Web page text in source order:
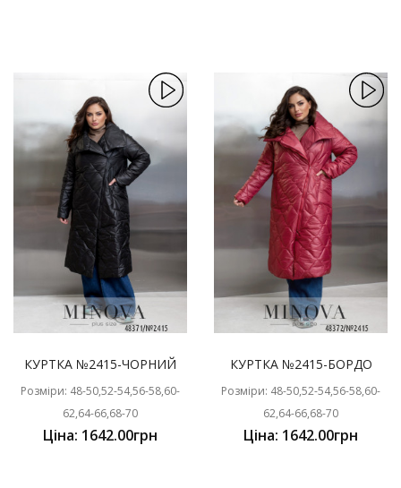
КУРТКА №2415-ЧОРНИЙ
Розміри: 48-50,52-54,56-58,60-
62,64-66,68-70
Ціна: 1642.00грн
КУРТКА №2415-БОРДО
Розміри: 48-50,52-54,56-58,60-
62,64-66,68-70
Ціна: 1642.00грн